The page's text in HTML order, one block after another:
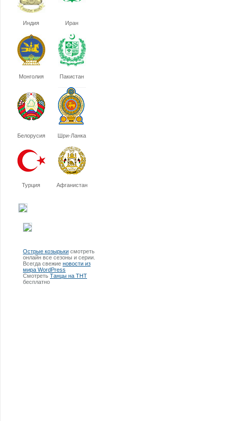
Индия Иран
Монголия Пакистан
Белорусия Шри-Ланка
Турция Афганистан
Острые козырьки смотреть
онлайн все сезоны и серии.
Всегда свежие новости из
мира WordPress
Смотреть Танцы на ТНТ
бесплатно